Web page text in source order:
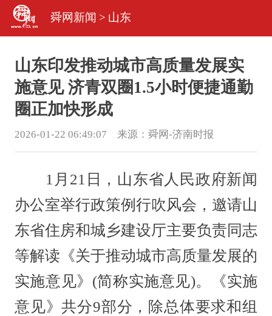
舜网新闻 > 山东
山东印发推动城市高质量发展实
施意见 济青双圈1.5小时便捷通勤
圈正加快形成
2026-01-22 06:49:07 来源： 舜网-济南时报
1月21日，山东省人民政府新闻
办公室举行政策例行吹风会，邀请山
东省住房和城乡建设厅主要负责同志
等解读《关于推动城市高质量发展的
实施意见》(简称实施意见)。《实施
意见》共分9部分，除总体要求和组